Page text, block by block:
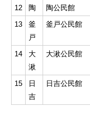
12
陶 陶公民館
13
釜
戸
釜戸公民館
14
大
湫
大湫公民館
15
日
吉
日吉公民館